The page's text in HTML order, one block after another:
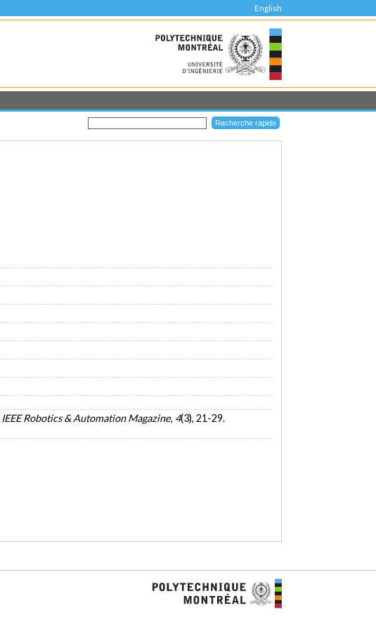
English
IEEE Robotics & Automation Magazine, 4(3), 21-29.